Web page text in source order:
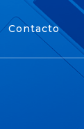
Contacto